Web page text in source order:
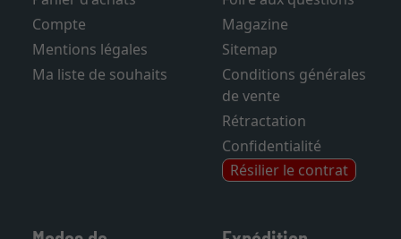
Compte
Mentions légales
Ma liste de souhaits
Magazine
Sitemap
Conditions générales
de vente
Rétractation
Confidentialité
Résilier le contrat